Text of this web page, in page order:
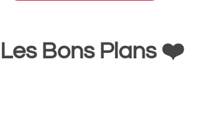
Les Bons Plans ❤️